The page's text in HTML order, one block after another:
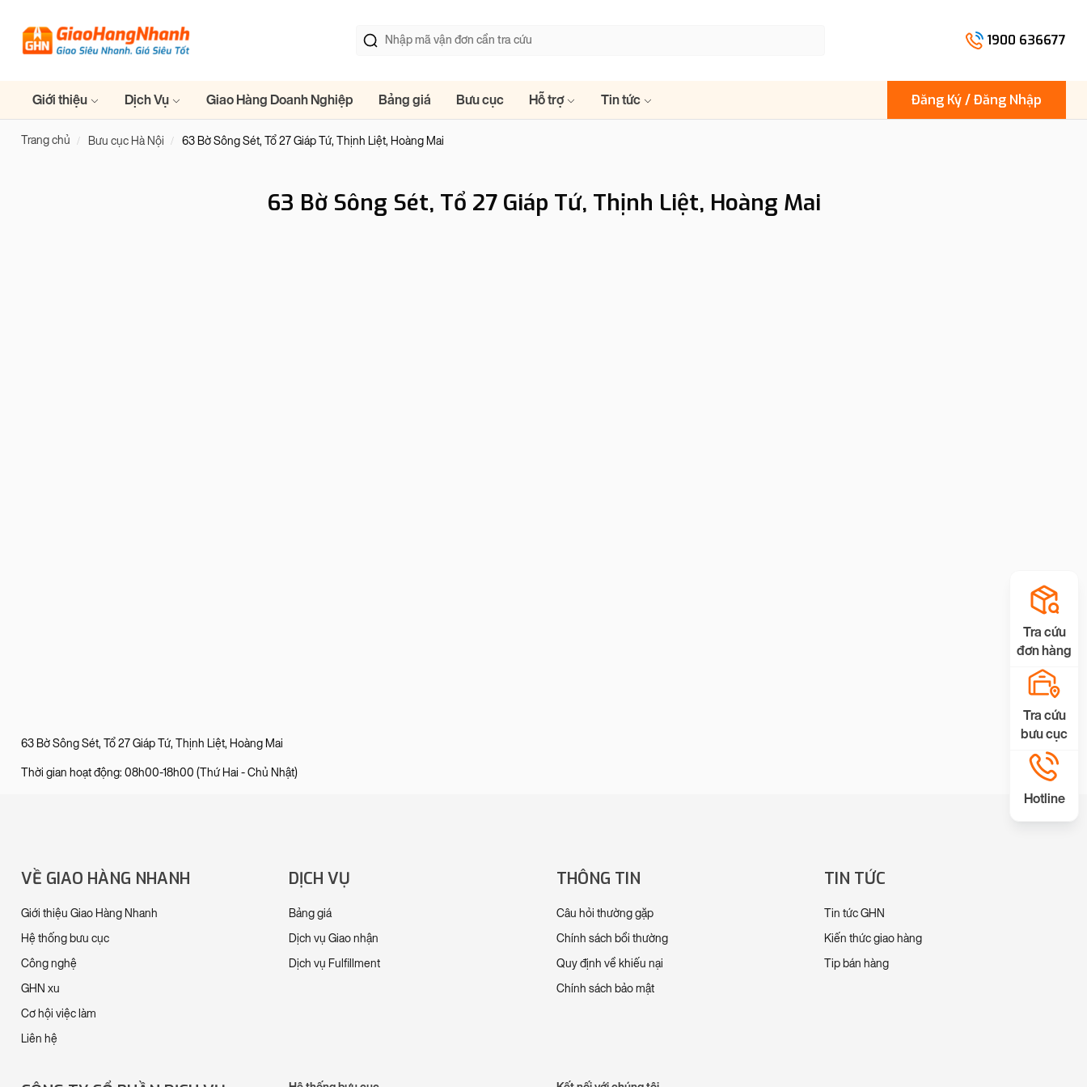
1900 636677
Giới thiệu Dịch Vụ Giao Hàng Doanh Nghiệp Bảng giá Bưu cục Hỗ trợ Tin tức Đăng Ký / Đăng Nhập
Trang chủ Bưu cục Hà Nội 63 Bờ Sông Sét, Tổ 27 Giáp Tứ, Thịnh Liệt, Hoàng Mai
63 Bờ Sông Sét, Tổ 27 Giáp Tứ, Thịnh Liệt, Hoàng Mai
63 Bờ Sông Sét, Tổ 27 Giáp Tứ, Thịnh Liệt, Hoàng Mai
Thời gian hoạt động: 08h00-18h00 (Thứ Hai - Chủ Nhật)
VỀ GIAO HÀNG NHANH
Giới thiệu Giao Hàng Nhanh
Hệ thống bưu cục
Công nghệ
GHN xu
Cơ hội việc làm
Liên hệ
DỊCH VỤ
Bảng giá
Dịch vụ Giao nhận
Dịch vụ Fulfillment
THÔNG TIN
Câu hỏi thường gặp
Chính sách bồi thường
Quy định về khiếu nại
Chính sách bảo mật
TIN TỨC
Tin tức GHN
Kiến thức giao hàng
Tip bán hàng
Tra cứu
đơn hàng
Tra cứu
bưu cục
Hotline